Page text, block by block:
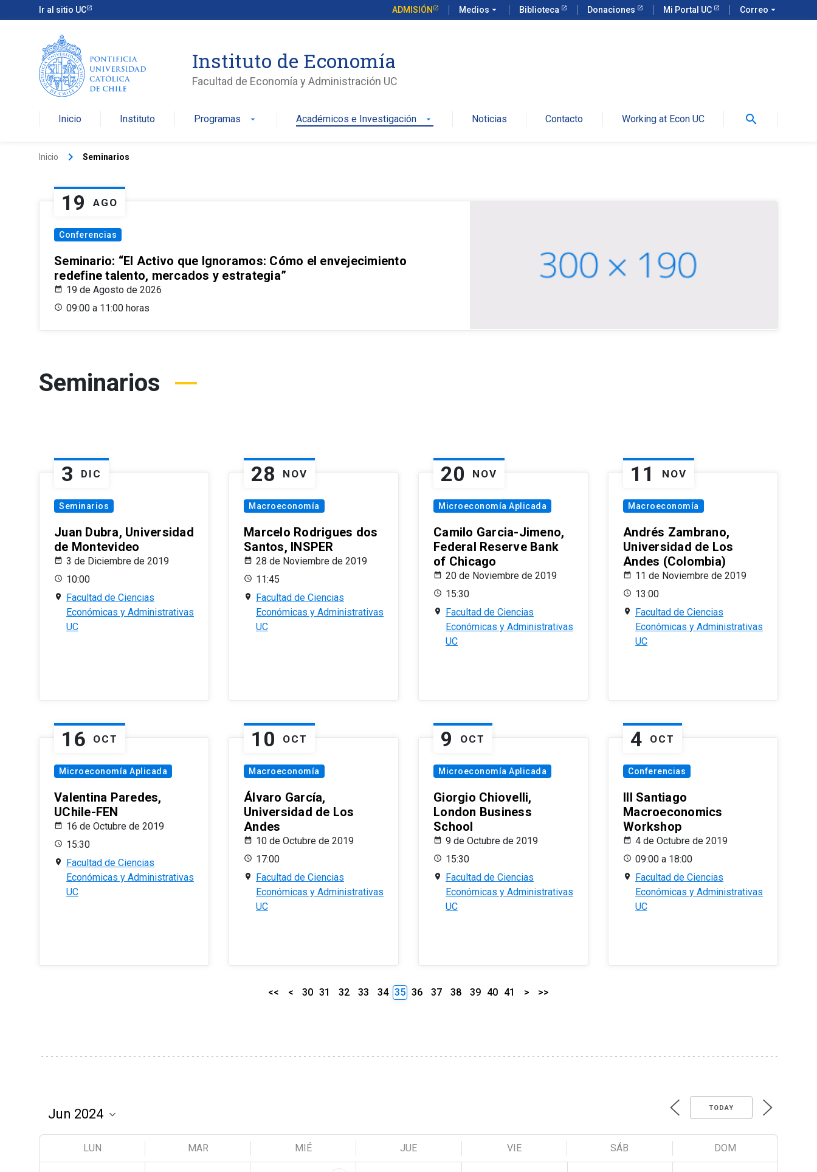
Ir al sitio UC ADMISIÓN Medios arrow_drop_down Biblioteca Donaciones Mi Portal UC Correo arrow_drop_down
Instituto de Economía
Facultad de Economía y Administración UC
Inicio Instituto Programas arrow_drop_down Académicos e Investigación arrow_drop_down Noticias Contacto Working at Econ UC search
Inicio keyboard_arrow_right Seminarios
19 AGO
Conferencias
Seminario: “El Activo que Ignoramos: Cómo el envejecimiento
redefine talento, mercados y estrategia”
19 de Agosto de 2026
09:00 a 11:00 horas
Seminarios
3 DIC
Seminarios
Juan Dubra, Universidad
de Montevideo
3 de Diciembre de 2019
10:00
Facultad de Ciencias
Económicas y Administrativas
UC
28 NOV
Macroeconomía
Marcelo Rodrigues dos
Santos, INSPER
28 de Noviembre de 2019
11:45
Facultad de Ciencias
Económicas y Administrativas
UC
20 NOV
Microeconomía Aplicada
Camilo Garcia-Jimeno,
Federal Reserve Bank
of Chicago
20 de Noviembre de 2019
15:30
Facultad de Ciencias
Económicas y Administrativas
UC
11 NOV
Macroeconomía
Andrés Zambrano,
Universidad de Los
Andes (Colombia)
11 de Noviembre de 2019
13:00
Facultad de Ciencias
Económicas y Administrativas
UC
16 OCT
Microeconomía Aplicada
Valentina Paredes,
UChile-FEN
16 de Octubre de 2019
15:30
Facultad de Ciencias
Económicas y Administrativas
UC
10 OCT
Macroeconomía
Álvaro García,
Universidad de Los
Andes
10 de Octubre de 2019
17:00
Facultad de Ciencias
Económicas y Administrativas
UC
9 OCT
Microeconomía Aplicada
Giorgio Chiovelli,
London Business
School
9 de Octubre de 2019
15:30
Facultad de Ciencias
Económicas y Administrativas
UC
4 OCT
Conferencias
III Santiago
Macroeconomics
Workshop
4 de Octubre de 2019
09:00 a 18:00
Facultad de Ciencias
Económicas y Administrativas
UC
<< < 30 31 32 33 34 35 36 37 38 39 40 41 > >>
TODAY
LUN MAR MIÉ JUE VIE SÁB DOM